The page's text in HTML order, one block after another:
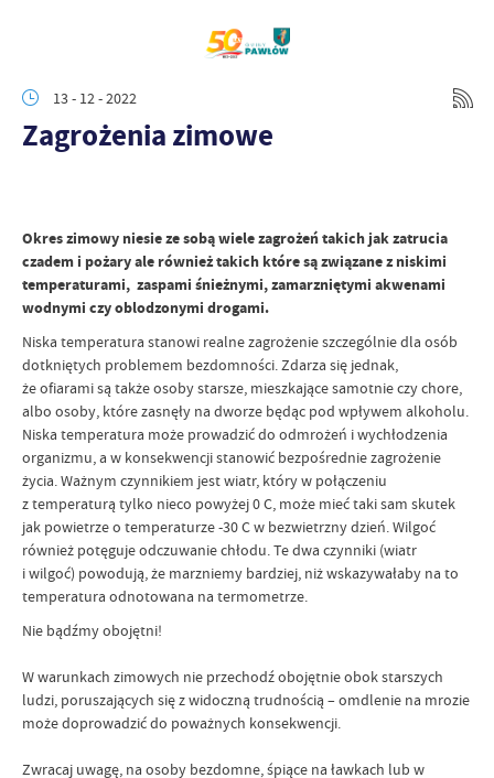
13 - 12 - 2022
Zagrożenia zimowe
Okres zimowy niesie ze sobą wiele zagrożeń takich jak zatrucia
czadem i pożary ale również takich które są związane z niskimi
temperaturami, zaspami śnieżnymi, zamarzniętymi akwenami
wodnymi czy oblodzonymi drogami.
Niska temperatura stanowi realne zagrożenie szczególnie dla osób
dotkniętych problemem bezdomności. Zdarza się jednak,
że ofiarami są także osoby starsze, mieszkające samotnie czy chore,
albo osoby, które zasnęły na dworze będąc pod wpływem alkoholu.
Niska temperatura może prowadzić do odmrożeń i wychłodzenia
organizmu, a w konsekwencji stanowić bezpośrednie zagrożenie
życia. Ważnym czynnikiem jest wiatr, który w połączeniu
z temperaturą tylko nieco powyżej 0 C, może mieć taki sam skutek
jak powietrze o temperaturze -30 C w bezwietrzny dzień. Wilgoć
również potęguje odczuwanie chłodu. Te dwa czynniki (wiatr
i wilgoć) powodują, że marzniemy bardziej, niż wskazywałaby na to
temperatura odnotowana na termometrze.
Nie bądźmy obojętni!
W warunkach zimowych nie przechodź obojętnie obok starszych
ludzi, poruszających się z widoczną trudnością – omdlenie na mrozie
może doprowadzić do poważnych konsekwencji.
Zwracaj uwagę, na osoby bezdomne, śpiące na ławkach lub w